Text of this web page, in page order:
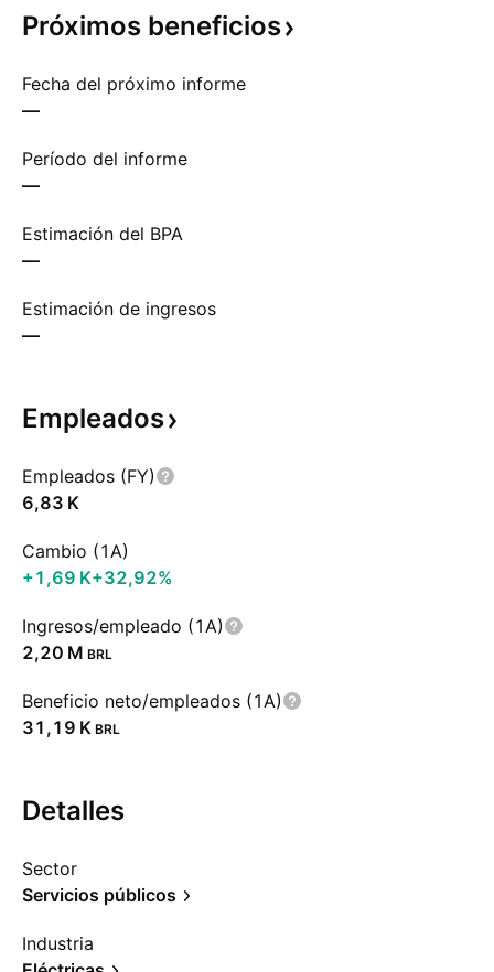
Próximos beneficios
Fecha del próximo informe
—
Período del informe
—
Estimación del BPA
—
Estimación de ingresos
—
Empleados
Empleados (FY)
‪6,83 K‬
Cambio (1A)
‪+1,69 K‬+32,92%
Ingresos/empleado (1A)
‪2,20 M‬ BRL
Beneficio neto/empleados (1A)
‪31,19 K‬ BRL
Detalles
Sector
Servicios públicos
Industria